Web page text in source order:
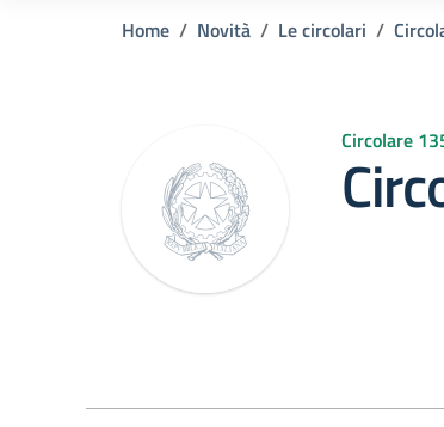
Home Novità Le circolari
Circolare